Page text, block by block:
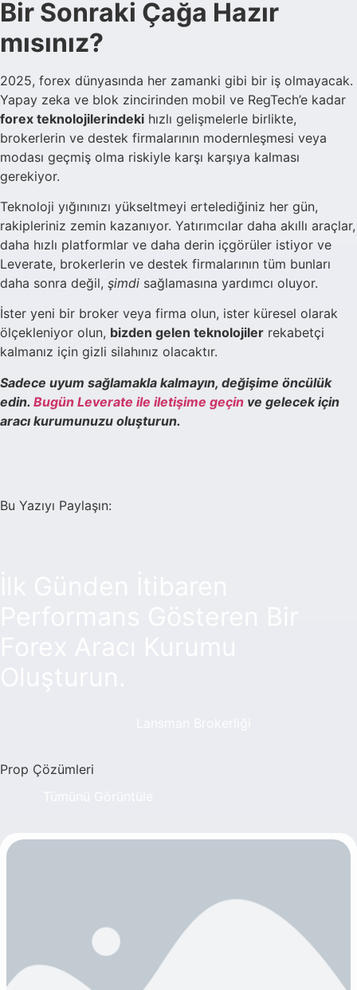
Bir Sonraki Çağa Hazır
mısınız?
2025, forex dünyasında her zamanki gibi bir iş olmayacak.
Yapay zeka ve blok zincirinden mobil ve RegTech’e kadar
forex teknolojilerindeki hızlı gelişmelerle birlikte,
brokerlerin ve destek firmalarının modernleşmesi veya
modası geçmiş olma riskiyle karşı karşıya kalması
gerekiyor.
Teknoloji yığınınızı yükseltmeyi ertelediğiniz her gün,
rakipleriniz zemin kazanıyor. Yatırımcılar daha akıllı araçlar,
daha hızlı platformlar ve daha derin içgörüler istiyor ve
Leverate, brokerlerin ve destek firmalarının tüm bunları
daha sonra değil, şimdi sağlamasına yardımcı oluyor.
İster yeni bir broker veya firma olun, ister küresel olarak
ölçekleniyor olun, bizden gelen teknolojiler rekabetçi
kalmanız için gizli silahınız olacaktır.
Sadece uyum sağlamakla kalmayın, değişime öncülük
edin. Bugün Leverate ile iletişime geçin ve gelecek için
aracı kurumunuzu oluşturun.
Bu Yazıyı Paylaşın:
Prop Çözümleri